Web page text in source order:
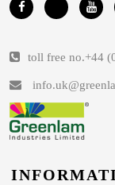
toll free no.+44